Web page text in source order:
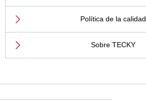
Política de la calidad
Sobre TECKY